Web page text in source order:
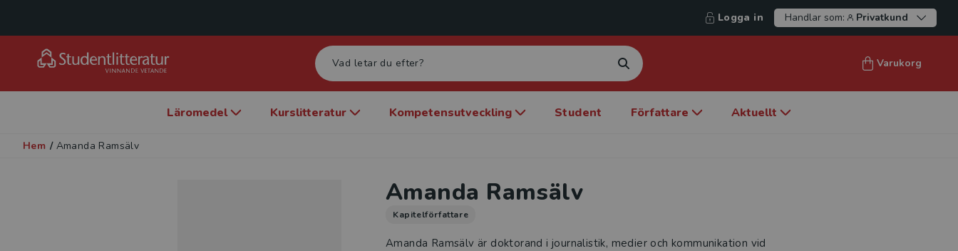
Logga in Handlar som: Privatkund
Varukorg
Läromedel Kurslitteratur Kompetensutveckling Student Författare Aktuellt
Hem / Amanda Ramsälv
Amanda Ramsälv
Kapitelförfattare
Amanda Ramsälv är doktorand i journalistik, medier och kommunikation vid